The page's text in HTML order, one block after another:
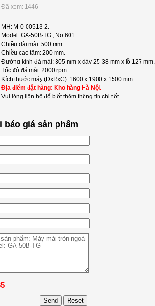
Đã xem: 1446
MH: M-0-00513-2.
Model: GA-50B-TG ; No 601.
Chiều dài mài: 500 mm.
Chiều cao tâm: 200 mm.
Đường kính đá mài: 305 mm x dày 25-38 mm x lỗ 127 mm.
Tốc độ đá mài: 2000 rpm.
Kích thước máy (DxRxC): 1600 x 1900 x 1500 mm.
Địa điểm đặt hàng: Kho hàng Hà Nội.
Vui lòng liên hệ để biết thêm thông tin chi tiết.
báo giá sản phẩm